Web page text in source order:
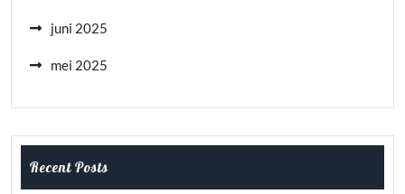
juni 2025
mei 2025
Recent Posts